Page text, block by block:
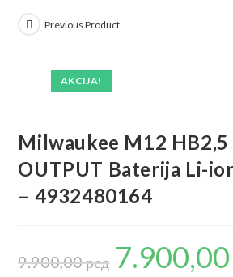
AKCIJA!
Previous Product
Milwaukee M12 HB2,5
OUTPUT Baterija Li-
– 4932480164
9.900,00рсд
Originalna
cena
je